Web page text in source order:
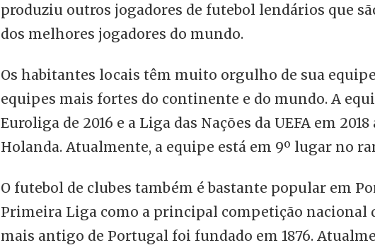
produziu outros jogadores de futebol lendários que
dos melhores jogadores do mundo.
Os habitantes locais têm muito orgulho de sua
equipes mais fortes do continente e do mundo. A
Euroliga de 2016 e a Liga das Nações da UEFA em
Holanda. Atualmente, a equipe está em 9º lugar no
O futebol de clubes também é bastante popular em
Primeira Liga como a principal competição nacional
mais antigo de Portugal foi fundado em 1876.